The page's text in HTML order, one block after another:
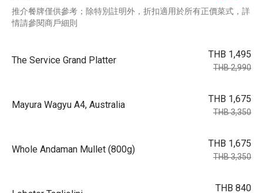
推介餐牌僅供參考；除特別註明外，折扣適用於所有正價菜式，詳
情請參閱商戶細則
The Service Grand Platter
THB 1,495
THB 2,990
Mayura Wagyu A4, Australia
THB 1,675
THB 3,350
Whole Andaman Mullet (800g)
THB 1,675
THB 3,350
THB 840